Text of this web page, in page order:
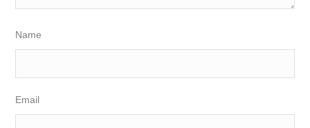
Name
Email